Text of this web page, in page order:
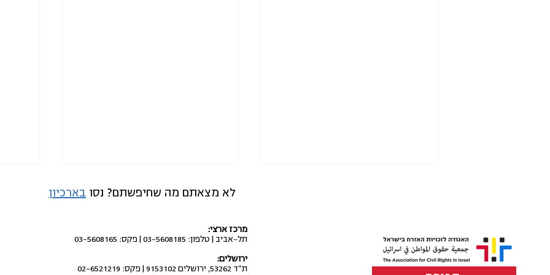
לא מצאתם מה שחיפשתם? נסו בארכיון
מרכז ארצי:
תל-אביב | טלפון: 03-5608185 | פקס: 03-5608165
ירושלים:
ת"ד 53262, ירושלים 9153102 | פקס: 02-6521219